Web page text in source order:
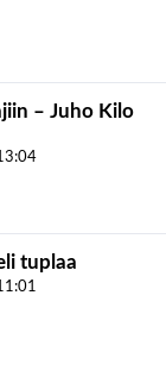
– Juho Kilo
tuplaa